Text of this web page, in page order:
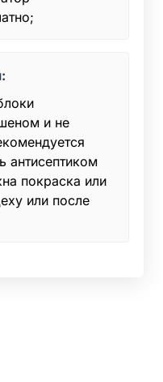
и не
антисептиком
покраска или
или после